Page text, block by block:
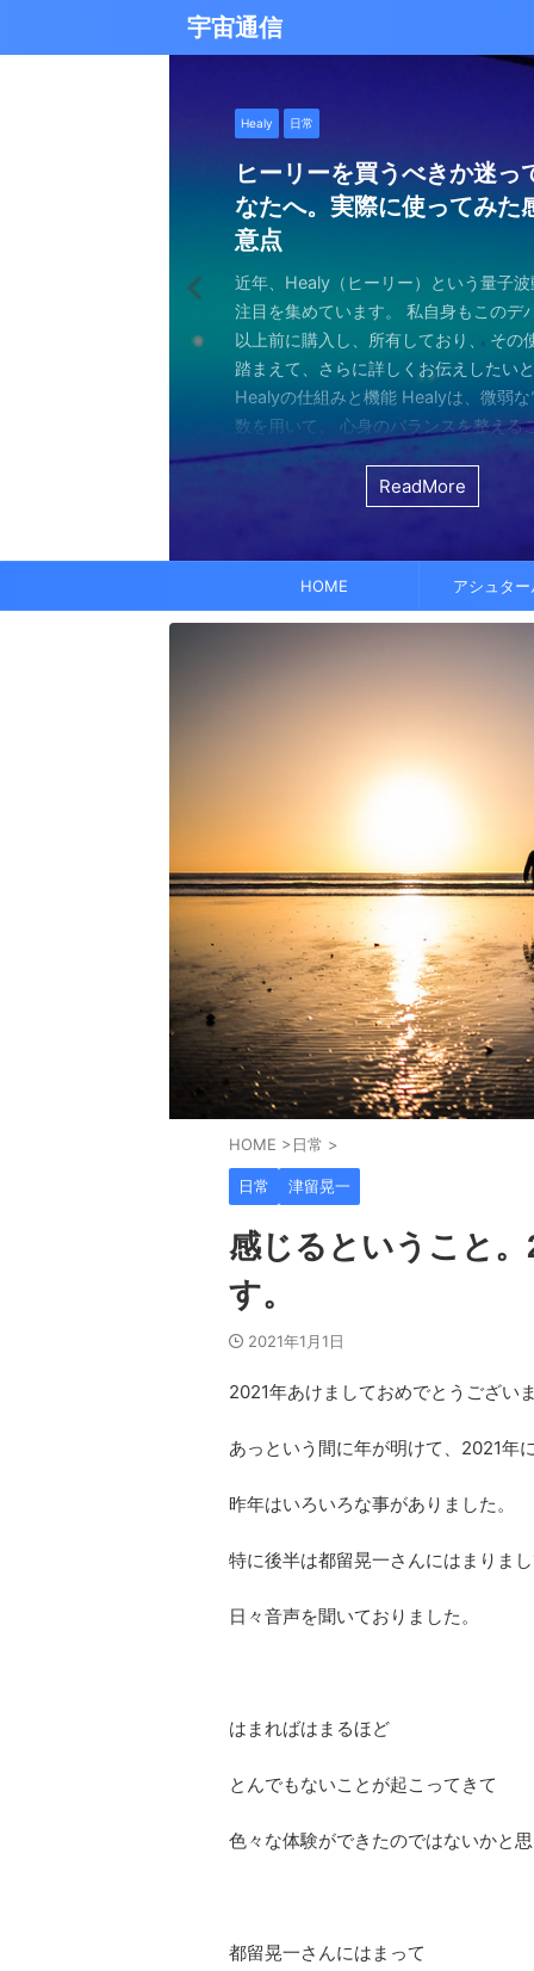
宇宙通信
日常 津留晃一
雨の日の恵み：心に降る静
雨の音を聞いたことはありますか？ 窓
く優しい音、屋根を打つリズミカルな
地面に落ちる繊細な音。 それぞれが奏
ニーは、 私たちの心に特別な空間を作
れます。 雨は大地だけでなく、心も潤
となく、 降り続ける雨を眺めていまし
予定していた釣りができなくなり、少
ました。 でも、温かいコーヒーを入れ
って雨景色を眺めていると、不思議と
てきたのです。 雨は自然界の浄化装置
を洗い流し、植物に命の水を与え、空
ReadMore
バシャール
就職は人生の終着駅じゃな
らしい道を見つける方法
激しい花粉と黄砂の季節に考えたこと
の花粉、そして黄砂ヤバくないですか
して、目をゴロゴロさせながら、くし
日々。 朝起きたときから、鼻水との格
ます。 先日、電車の中で、目を真っ赤
ィッシュを使い果たした私。 周りの人
ような状態で、まるで「花粉症戦争」
そんな辛い朝、ふと考えました。 この
戦いって、進学や就職前の気持ちに似
と。 先の見えない不安、どうしようも
ReadMore
Healy 日常
ヒーリーを買うべきか迷っ
なたへ。実際に使ってみた
意点
近年、Healy（ヒーリー）という量子
注目を集めています。 私自身もこのデ
以上前に購入し、所有しており、 その
踏まえて、さらに詳しくお伝えしたい
Healyの仕組みと機能 Healyは、微弱
数を用いて、 心身のバランスを整える
としたウェアラブルデバイスです。 専
と連携し、電極を介して身体に微弱な
とで、 個人の必要とする周波数を分析
ReadMore
バシャール
エネルギーの法則 〜最近
していました〜
最近、めちゃくちゃYouTubeやSNSを
ですが、 気づいたら政治とか社会問題
ばかり見ていました。 特にトランプの
悪行、財務省解体、１０３万円の壁な
別にそれを見て何かが解決できるわけ
に、 どんどんハマってしまいました
自分の心のモヤモヤを代弁してくれる
でしょうか？ つい次々と見てしまう
て、気づいたら めちゃくちゃ波動が下
した！（笑） どうして気づいたのか
ReadMore
日常
現実を変える
最近疲れ気味です。 というのも、現実
結構悩むんですよね。 自分の理想の姿
と、 今、全然そうなっていない。 地位
い。お金もない。自由もない（笑）
まにそれでもいいわと思える時もある
んなことは問題じゃなくて、 今ここに
ことだけで幸せという時がある。 そ
うときかといえば 今ここにいる時 今に
今を楽しんでいるとき。 先日ワカサ
ました。 氷に穴をあけて糸を垂らすや
ReadMore
日常
今、ここにいること
２０２５年あけましておめでとうござ
年もよろしくお願い致します。 とはい
正月という感覚はありませんね。 いつ
が明けて、 いつの間にか過ぎ去ってい
書くと、新年から暗いかな（笑） まあ
歳をとったということでしょう。 昨
しくてきつかったのですが、 年始は
と思うことはありますよね。 自分は今
ているのか？ 我々の現実は今ここだ
が、 未来を見ちゃったり、過去を悔ん
ReadMore
Healy 日常
もしかしてだけどHealy（
調整器）のせいなの？
ちょっと前に 最近ヒーリー（Healy）
なー みたいなブログを書いたと思いま
とは Healyはドイツで研究開発され、
新の人工知能を利用した 健康をサポー
です。 弱い電気パルスを使用して体を
スのとれた状態にする、 周波数応用の
基づいて設計された小型の電子デバイ
胞レベルで人体を調整し、健康的な生
します。 そうなんです。 あんまり使
ん。 というのも しばらく意欲という
ReadMore
日常
iPad 第10世代買いました
アマゾンのブラックフライデー Ipadが
いましたね。 ということで第１０世代
入してしまいました。 これで今まで使
ipad Pro(初代）とはおさらばです。 特
たわけでもなく、iPad自体はほとんど
ったので 変えなくても良かったのです
す（笑） こういうの重要ですよね。
からやるというノリ。 実際変えてみ
子はすごくいい。 Lightningの呪縛か
のだけでも めちゃくちゃいい。 &n ...
ReadMore
Healy 日常
久し振りにHealy（ヒーリ
波動調整器について
久しぶりにHealy（ヒーリー）量子波
いて触れてみる。 こちら小さい割には
バイスです。 買う時も結構迷いました
やっぱり限られた人生 波動を良くして
を送りたいじゃないですか。 だから、
は仕方ないし 試してみないとわからな
ました。 それでです。 一年ぐらいはほ
っていたのはいたのですが、 やはり実
くなっているという実感が乏しい。 こ
宗教と同じで 一人でやっているからだ
ReadMore
日常
大谷さんの通訳、水原さん
思う
ちょっとびっくりしました。 多分今、
な通訳だと思う水原さんが解雇された
それも違法賭博か・・・ 違法かどうか
賭博が原因で解雇とは・・・ とって
分は特に野球が好きとか 大谷さんが好
わけではないし、 水原さんに思い入れ
でもない。 でもねえ・・・ 今の水原
を考えるとなんかつらい。 というの
金を背負いながら 何とかしたいと日々
一生懸命仕事していたわけでしょ。 ...
ReadMore
HOME アシュタ
HOME >日常 >
日常 津留晃一
感じるということ
す。
2021年1月1日
2021年あけましておめでとうござい
あっという間に年が明けて、2021年
昨年はいろいろな事がありました。
特に後半は都留晃一さんにはまりま
日々音声を聞いておりました。
はまればはまるほど
とんでもないことが起こってきて
色々な体験ができたのではないかと
都留晃一さんにはまって